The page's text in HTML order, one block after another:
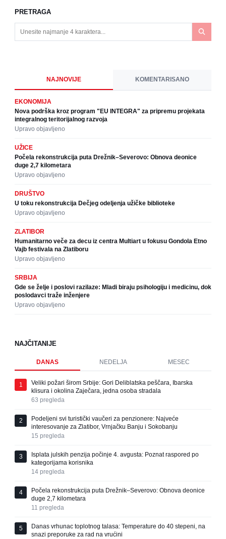
PRETRAGA
NAJNOVIJE KOMENTARISANO
EKONOMIJA
Nova podrška kroz program "EU INTEGRA" za pripremu projekata
integralnog teritorijalnog razvoja
Upravo objavljeno
UŽICE
Počela rekonstrukcija puta Drežnik–Severovo: Obnova deonice
duge 2,7 kilometara
Upravo objavljeno
DRUŠTVO
U toku rekonstrukcija Dečjeg odeljenja užičke biblioteke
Upravo objavljeno
ZLATIBOR
Humanitarno veče za decu iz centra Multiart u fokusu Gondola Etno
Vajb festivala na Zlatiboru
Upravo objavljeno
SRBIJA
Gde se želje i poslovi razilaze: Mladi biraju psihologiju i medicinu, dok
poslodavci traže inženjere
Upravo objavljeno
NAJČITANIJE
DANAS NEDELJA MESEC
1
Veliki požari širom Srbije: Gori Deliblatska peščara, Ibarska
klisura i okolina Zaječara, jedna osoba stradala
63 pregleda
2
Podeljeni svi turistički vaučeri za penzionere: Najveće
interesovanje za Zlatibor, Vrnjačku Banju i Sokobanju
15 pregleda
3
Isplata julskih penzija počinje 4. avgusta: Poznat raspored po
kategorijama korisnika
14 pregleda
4
Počela rekonstrukcija puta Drežnik–Severovo: Obnova deonice
duge 2,7 kilometara
11 pregleda
5
Danas vrhunac toplotnog talasa: Temperature do 40 stepeni, na
snazi preporuke za rad na vrućini